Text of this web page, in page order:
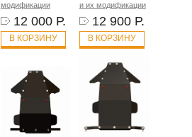
модификации
12 000 Р.
В КОРЗИНУ
и их модификации
12 900 Р.
В КОРЗИНУ